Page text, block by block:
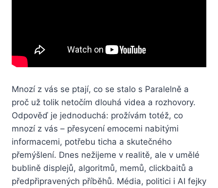
Mnozí z vás se ptají, co se stalo s Paralelně a
proč už tolik netočím dlouhá videa a rozhovory.
Odpověď je jednoduchá: prožívám totéž, co
mnozí z vás – přesycení emocemi nabitými
informacemi, potřebu ticha a skutečného
přemýšlení. Dnes nežijeme v realitě, ale v umělé
bublině displejů, algoritmů, memů, clickbaitů a
předpřipravených příběhů. Média, politici i AI fejky